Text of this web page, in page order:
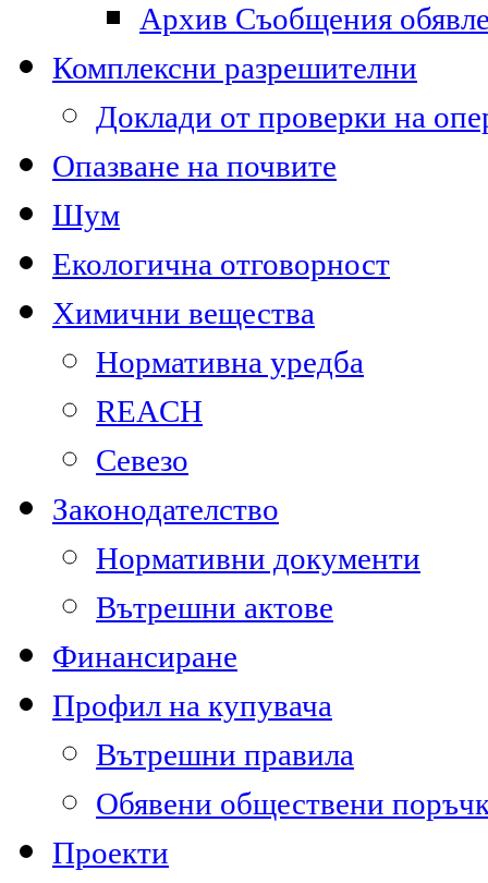
Архив Съобщения
Комплексни разрешителни
Доклади от проверки на
Опазване на почвите
Шум
Екологична отговорност
Химични вещества
Нормативна уредба
REACH
Севезо
Законодателство
Нормативни документи
Вътрешни актове
Финансиране
Профил на купувача
Вътрешни правила
Обявени обществени
Проекти